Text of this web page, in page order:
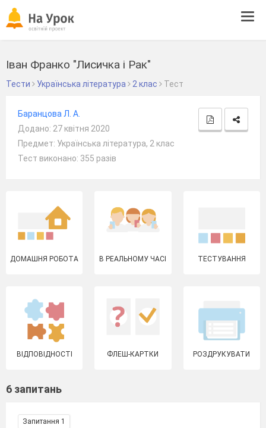
Іван Франко "Лисичка і Рак"
Тести Українська література 2 клас Тест
Баранцова Л. А.
Додано: 27 квітня 2020
Предмет: Українська література, 2 клас
Тест виконано: 355 разів
ДОМАШНЯ РОБОТА В РЕАЛЬНОМУ ЧАСІ ТЕСТУВАННЯ
ВІДПОВІДНОСТІ ФЛЕШ-КАРТКИ РОЗДРУКУВАТИ
6 запитань
Запитання 1